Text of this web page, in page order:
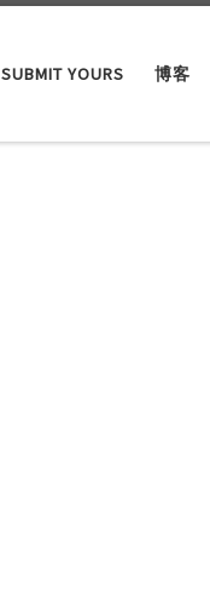
SUBMIT YOURS 博客